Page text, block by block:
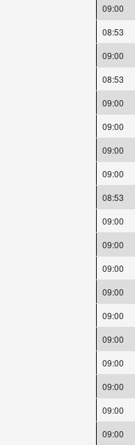
09:00
08:53
09:00
08:53
09:00
09:00
09:00
09:00
08:53
09:00
09:00
09:00
09:00
09:00
09:00
09:00
09:00
09:00
09:00